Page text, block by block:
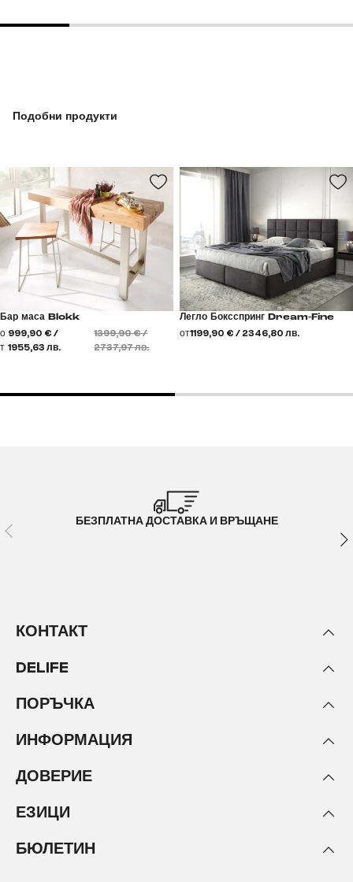
Подобни продукти
Бар маса Blokk
о
т
999,90 € /
1955,63 лв.
1399,90 € /
2737,97 лв.
Легло Боксспринг Dream-Fine
от1199,90 € / 2346,80 лв.
БЕЗПЛАТНА ДОСТАВКА И ВРЪЩАНЕ
КОНТАКТ
DELIFE
ПОРЪЧКА
ИНФОРМАЦИЯ
ДОВЕРИЕ
ЕЗИЦИ
БЮЛЕТИН